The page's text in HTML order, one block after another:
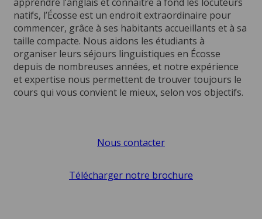
natifs, l’Écosse est un endroit extraordinaire pour
commencer, grâce à ses habitants accueillants et à sa
taille compacte. Nous aidons les étudiants à
organiser leurs séjours linguistiques en Écosse
depuis de nombreuses années, et notre expérience
et expertise nous permettent de trouver toujours le
cours qui vous convient le mieux, selon vos objectifs.
Nous contacter
Télécharger notre brochure